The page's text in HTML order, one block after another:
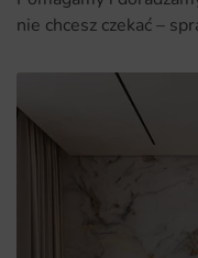
nie chcesz czekać –